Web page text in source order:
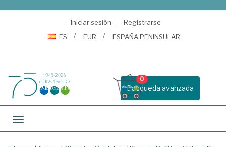
Iniciar sesión
Registrarse
ES
EUR ESPAÑA PENINSULAR
Busqueda avanzada
0
Toggle navigation